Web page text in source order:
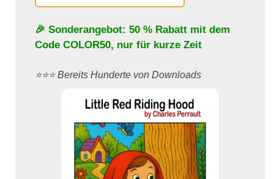
🎉 Sonderangebot: 50 % Rabatt mit dem
Code COLOR50, nur für kurze Zeit
⭐️⭐️⭐️ Bereits Hunderte von Downloads